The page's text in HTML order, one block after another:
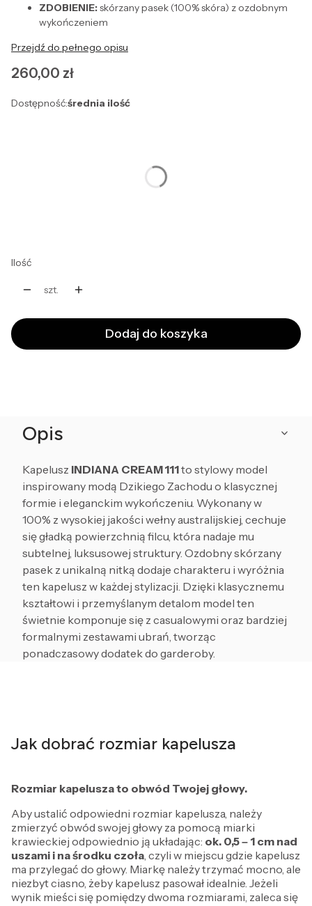
ZDOBIENIE:skórzany pasek (100% skóra) z ozdobnym
wykończeniem
Przejdź do pełnego opisu
Cena
260,00 zł
Dostępność:średnia ilość
Ilość
szt.
Dodaj do koszyka
Opis
Kapelusz INDIANA CREAM 111to stylowy model
inspirowany modą Dzikiego Zachodu o klasycznej
formie i eleganckim wykończeniu. Wykonany w
100% z wysokiej jakości wełny australijskiej, cechuje
się gładką powierzchnią filcu, która nadaje mu
subtelnej, luksusowej struktury. Ozdobny skórzany
pasek z unikalną nitką dodaje charakteru i wyróżnia
ten kapelusz w każdej stylizacji. Dzięki klasycznemu
kształtowi i przemyślanym detalom model ten
świetnie komponuje się z casualowymi oraz bardziej
formalnymi zestawami ubrań, tworząc
ponadczasowy dodatek do garderoby.
Jak dobrać rozmiar kapelusza
Rozmiar kapelusza to obwód Twojej głowy.
Aby ustalić odpowiedni rozmiar kapelusza, należy
zmierzyć obwód swojej głowy za pomocą miarki
krawieckiej odpowiednio ją układając: ok. 0,5 – 1 cm nad
uszami i na środku czoła , czyli w miejscu gdzie kapelusz
ma przylegać do głowy. Miarkę należy trzymać mocno, ale
niezbyt ciasno, żeby kapelusz pasował idealnie. Jeżeli
wynik mieści się pomiędzy dwoma rozmiarami, zaleca się